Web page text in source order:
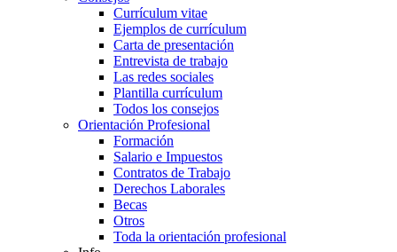
Currículum vitae
Ejemplos de currículum
Carta de presentación
Entrevista de trabajo
Las redes sociales
Plantilla currículum
Todos los consejos
Orientación Profesional
Formación
Salario e Impuestos
Contratos de Trabajo
Derechos Laborales
Becas
Otros
Toda la orientación profesional